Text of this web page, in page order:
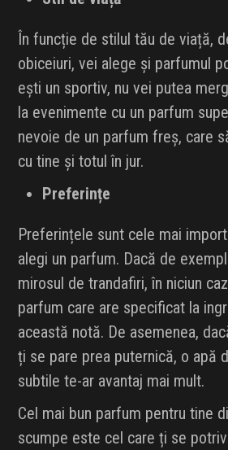
În funcție de stilul tău de viață,
obiceiuri, vei alege și parfumul
ești un sportiv, nu vei putea
la evenimente cu un parfum
nevoie de un parfum freș, care
cu tine și totul în jur.
Preferințe
Preferințele sunt cele mai
alegi un parfum. Dacă de
mirosul de trandafiri, în niciun
parfum care are specificat la
această notă. De asemenea,
ți se pare prea puternică, o apă
subtile te-ar avantaj mai mult.
Cel mai bun parfum pentru tine
scumpe este cel care ți se